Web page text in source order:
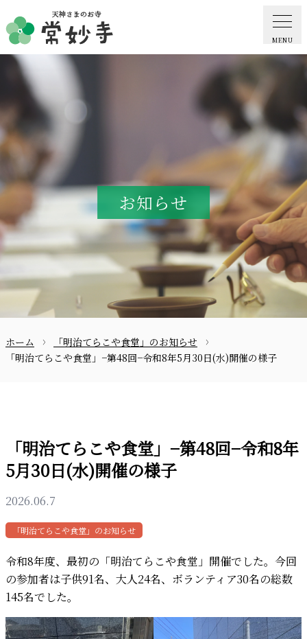
MENU
ホーム
常妙寺紹介
納骨堂・お墓
葬儀・供養・祈祷
ギャラリー
お知らせ
お問合せ
097-521-2585
お知らせ
ホーム
「明治てらこや食堂」のお知らせ
「明治てらこや食堂」−第48回−令和8年5月30日(水)開催の様子
「明治てらこや食堂」−第48回−令和8年
5月30日(水)開催の様子
2026.06.7
「明治てらこや食堂」のお知らせ
令和8年度、最初の「明治てらこや食堂」開催でした。今回
の参加者は子供91名、大人24名、ボランティア30名の総数
145名でした。